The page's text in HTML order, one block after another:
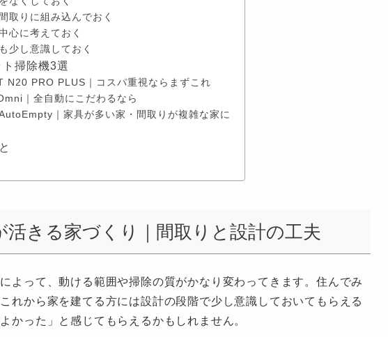
取りに組み込んでおく
心に考えておく
少し意識しておく
掃除機3選
N20 PRO PLUS｜コスパ重視ならまずこれ
｜全自動にこだわるなら
｜家具が多い家・間取りが複雑な家に
活きる家づくり｜間取りと設計の工夫
よって、動ける範囲や掃除の質がかなり変わってきます。住んでみ
れから家を建てる方には設計の段階で少し意識しておいてもらえる
かった」と感じてもらえるかもしれません。